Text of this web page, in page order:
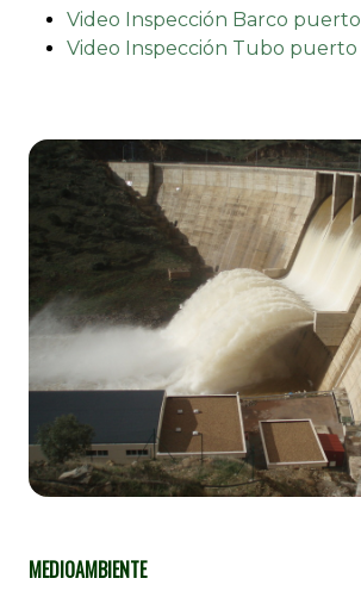
Video Inspección Barco puerto
Video Inspección Tubo puerto
MEDIOAMBIENTE